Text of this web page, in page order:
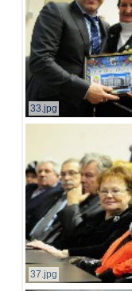
33.jpg
37.jpg